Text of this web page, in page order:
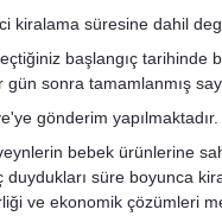
kiralama süresine dahil
başlangıç tarihinde
sonra tamamlanmış
gönderim yapılmaktadır.
bebek ürünlerine
duydukları süre boyunca
ve ekonomik çözümleri